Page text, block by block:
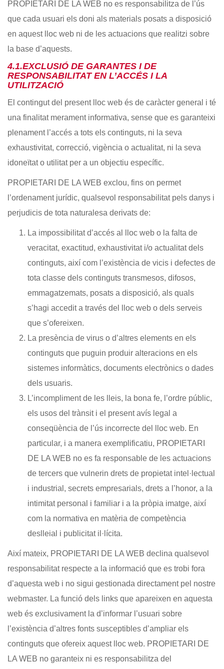
PROPIETARI DE LA WEB no es responsabilitza de l’ús
que cada usuari els doni als materials posats a disposició
en aquest lloc web ni de les actuacions que realitzi sobre
la base d’aquests.
4.1.EXCLUSIÓ DE GARANTES I DE
RESPONSABILITAT EN L’ACCÉS I LA
UTILITZACIÓ
El contingut del present lloc web és de caràcter general i té
una finalitat merament informativa, sense que es garanteixi
plenament l’accés a tots els continguts, ni la seva
exhaustivitat, correcció, vigència o actualitat, ni la seva
idoneïtat o utilitat per a un objectiu específic.
PROPIETARI DE LA WEB exclou, fins on permet
l’ordenament jurídic, qualsevol responsabilitat pels danys i
perjudicis de tota naturalesa derivats de:
La impossibilitat d’accés al lloc web o la falta de
veracitat, exactitud, exhaustivitat i/o actualitat dels
continguts, així com l’existència de vicis i defectes de
tota classe dels continguts transmesos, difosos,
emmagatzemats, posats a disposició, als quals
s’hagi accedit a través del lloc web o dels serveis
que s’ofereixen.
La presència de virus o d’altres elements en els
continguts que puguin produir alteracions en els
sistemes informàtics, documents electrònics o dades
dels usuaris.
L’incompliment de les lleis, la bona fe, l’ordre públic,
els usos del trànsit i el present avís legal a
conseqüència de l’ús incorrecte del lloc web. En
particular, i a manera exemplificatiu, PROPIETARI
DE LA WEB no es fa responsable de les actuacions
de tercers que vulnerin drets de propietat intel·lectual
i industrial, secrets empresarials, drets a l’honor, a la
intimitat personal i familiar i a la pròpia imatge, així
com la normativa en matèria de competència
deslleial i publicitat il·lícita.
Així mateix, PROPIETARI DE LA WEB declina qualsevol
responsabilitat respecte a la informació que es trobi fora
d’aquesta web i no sigui gestionada directament pel nostre
webmaster. La funció dels links que apareixen en aquesta
web és exclusivament la d’informar l’usuari sobre
l’existència d’altres fonts susceptibles d’ampliar els
continguts que ofereix aquest lloc web. PROPIETARI DE
LA WEB no garanteix ni es responsabilitza del